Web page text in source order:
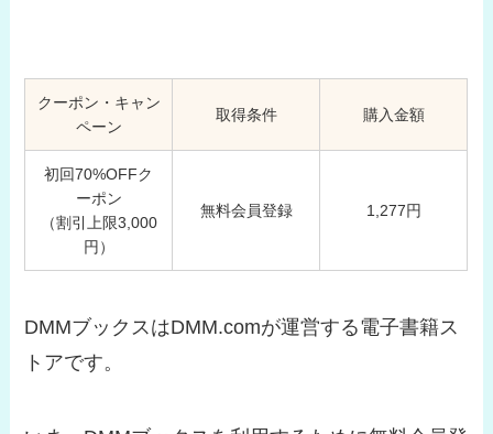
クーポン・キャン
ペーン
取得条件 購入金額
初回70%OFFク
ーポン
（割引上限3,000
円）
無料会員登録 1,277円
DMMブックスはDMM.comが運営する電子書籍ス
トアです。